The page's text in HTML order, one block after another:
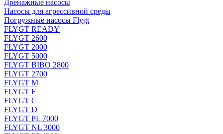
Дренажные насосы
Насосы для агрессивной среды
Погружные насосы Flygt
FLYGT READY
FLYGT 2600
FLYGT 2000
FLYGT 5000
FLYGT BIBO 2800
FLYGT 2700
FLYGT M
FLYGT F
FLYGT C
FLYGT D
FLYGT PL 7000
FLYGT NL 3000